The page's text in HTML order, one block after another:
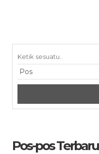
Pos-pos Terbaru